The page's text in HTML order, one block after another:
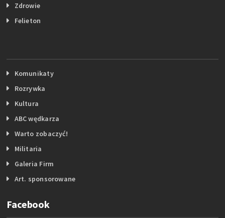
Zdrowie
Felieton
Komunikaty
Rozrywka
Kultura
ABC wędkarza
Warto zobaczyć!
Militaria
Galeria Firm
Art. sponsorowane
Facebook